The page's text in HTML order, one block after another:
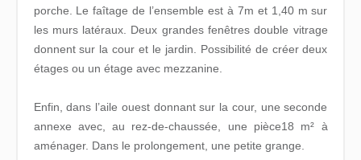
porche. Le faîtage de l’ensemble est à 7m et 1,40 m sur
les murs latéraux. Deux grandes fenêtres double vitrage
donnent sur la cour et le jardin. Possibilité de créer deux
étages ou un étage avec mezzanine.
Enfin, dans l’aile ouest donnant sur la cour, une seconde
annexe avec, au rez-de-chaussée, une pièce18 m² à
aménager. Dans le prolongement, une petite grange.